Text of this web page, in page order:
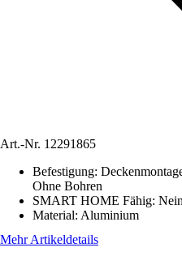
Art.-Nr. 12291865
Befestigung:
Ohne Bohren
SMART HOME Fähig: Nein
Material: Aluminium
Mehr Artikeldetails